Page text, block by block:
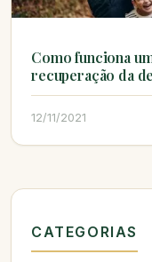
Como funciona
recuperação da
12/11/2021
CATEGORIAS